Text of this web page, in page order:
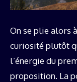
On se plie alors
curiosité plutôt
l’énergie du
proposition. La